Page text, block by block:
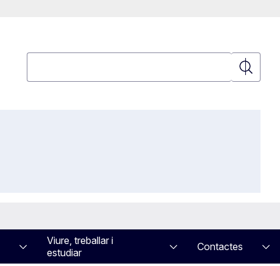
Cerca
Viure, treballar i
estudiar
Contactes